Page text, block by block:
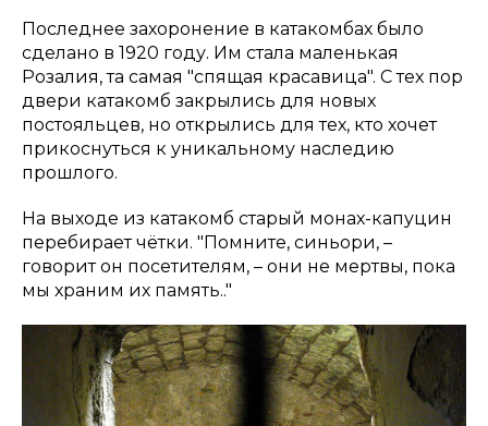
Последнее захоронение в катакомбах было
сделано в 1920 году. Им стала маленькая
Розалия, та самая "спящая красавица". С тех пор
двери катакомб закрылись для новых
постояльцев, но открылись для тех, кто хочет
прикоснуться к уникальному наследию
прошлого.
На выходе из катакомб старый монах-капуцин
перебирает чётки. "Помните, синьори, –
говорит он посетителям, – они не мертвы, пока
мы храним их память.."